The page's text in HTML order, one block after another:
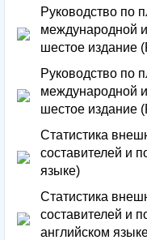
Руководство по
международной
шестое издание
Руководство по
международной
шестое издание
Статистика
составителей и
языке)
Статистика
составителей и
английском